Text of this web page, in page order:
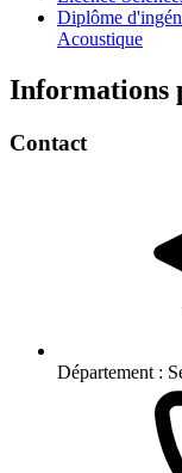
Diplôme
Acoustique
Informations
Contact
Département :